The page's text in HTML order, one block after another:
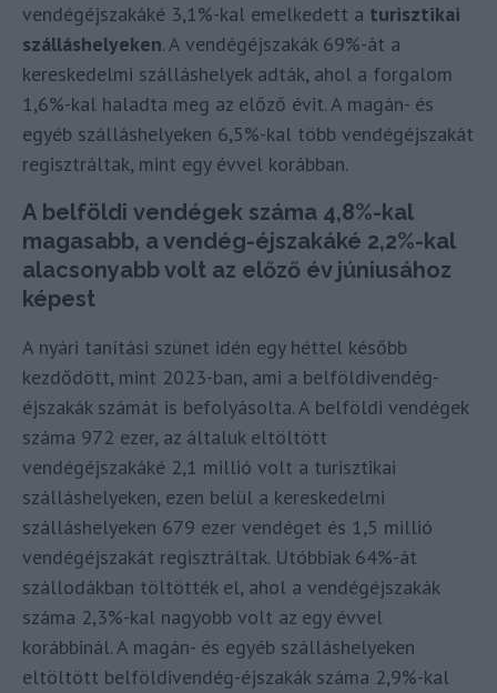
vendégéjszakáké 3,1%-kal emelkedett a turisztikai
szálláshelyeken. A vendégéjszakák 69%-át a
kereskedelmi szálláshelyek adták, ahol a forgalom
1,6%-kal haladta meg az előző évit. A magán- és
egyéb szálláshelyeken 6,5%-kal több vendégéjszakát
regisztráltak, mint egy évvel korábban.
A belföldi vendégek száma 4,8%-kal
magasabb, a vendég-éjszakáké 2,2%-kal
alacsonyabb volt az előző év júniusához
képest
A nyári tanítási szünet idén egy héttel később
kezdődött, mint 2023-ban, ami a belföldivendég-
éjszakák számát is befolyásolta. A belföldi vendégek
száma 972 ezer, az általuk eltöltött
vendégéjszakáké 2,1 millió volt a turisztikai
szálláshelyeken, ezen belül a kereskedelmi
szálláshelyeken 679 ezer vendéget és 1,5 millió
vendégéjszakát regisztráltak. Utóbbiak 64%-át
szállodákban töltötték el, ahol a vendégéjszakák
száma 2,3%-kal nagyobb volt az egy évvel
korábbinál. A magán- és egyéb szálláshelyeken
eltöltött belföldivendég-éjszakák száma 2,9%-kal